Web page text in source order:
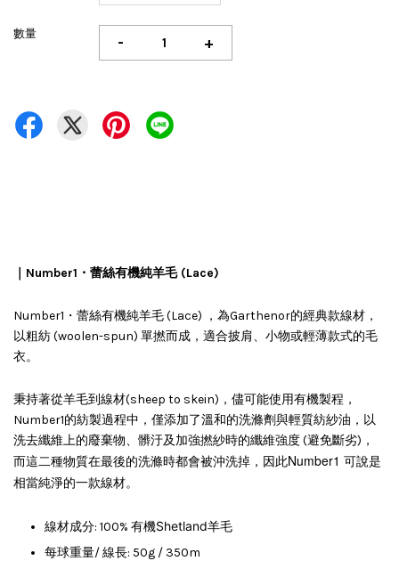
數量 - +
｜Number1・蕾絲有機純羊毛 (Lace)
Number1・蕾絲有機純羊毛 (Lace) ，為Garthenor的經典款線材，
以粗紡 (woolen-spun) 單撚而成，適合披肩、小物或輕薄款式的毛
衣。
秉持著從羊毛到線材(sheep to skein)，儘可能使用有機製程，
Number1的紡製過程中，僅添加了溫和的洗滌劑與輕質紡紗油 ，以
洗去纖維上的廢棄物、髒汙及加強撚紗時的纖維強度 (避免斷劣)，
而這二種物質在最後的洗滌時都會被沖洗掉，因此Number1 可說是
相當純淨的一款線材。
線材成分: 100% 有機Shetland羊毛
每球重量/ 線長: 50g / 350m